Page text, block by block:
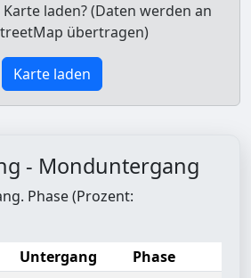
laden? (Daten werden an
übertragen)
Karte laden
- Monduntergang
Phase (Prozent:
Untergang
Phase